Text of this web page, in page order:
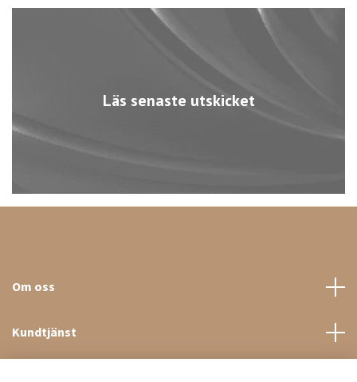
Läs senaste utskicket
Om oss
Kundtjänst